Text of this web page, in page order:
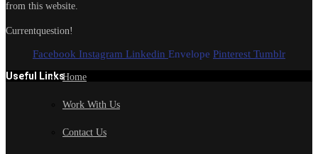
from this website.
Currentquestion!
Facebook Instagram Linkedin Envelope Pinterest Tumblr
Useful LinksHome
Work With Us
Contact Us